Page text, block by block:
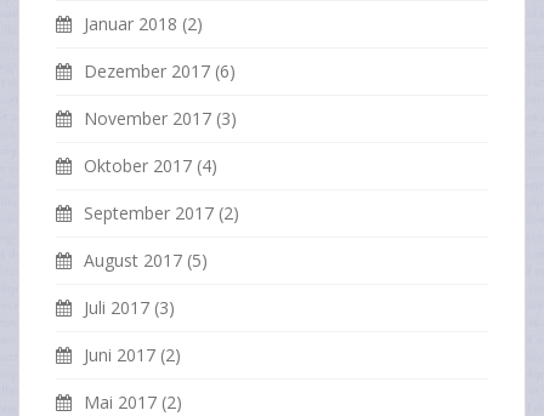
Januar 2018 (2)
Dezember 2017 (6)
November 2017 (3)
Oktober 2017 (4)
September 2017 (2)
August 2017 (5)
Juli 2017 (3)
Juni 2017 (2)
Mai 2017 (2)